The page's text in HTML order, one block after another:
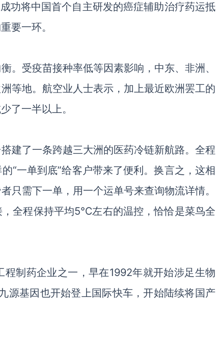
功将中国首个自主研发的癌症辅助治疗药运抵
要一环。
。受疫苗接种率低等因素影响，中东、非洲、
等地。航空业人士表示，加上最近欧洲罢工的
了一半以上。
建了一条跨越三大洲的医药冷链新航路。全程
“一单到底”给客户带来了便利。换言之，这相
只需下一单，用一个运单号来查询物流详情。
全程保持平均5℃左右的温控，恰恰是菜鸟全
程制药企业之一，早在1992年就开始涉足生物
源基因也开始登上国际快车，开始陆续将国产